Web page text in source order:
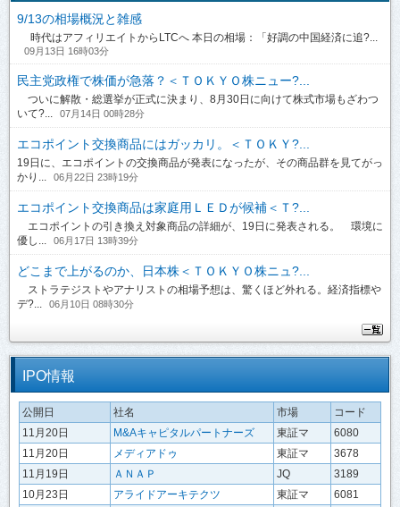
9/13の相場概況と雑感
時代はアフィリエイトからLTCへ 本日の相場：「好調の中国経済に追?...
09月13日 16時03分
民主党政権で株価が急落？＜ＴＯＫＹＯ株ニュー?...
ついに解散・総選挙が正式に決まり、8月30日に向けて株式市場もざわつ
いて?...
07月14日 00時28分
エコポイント交換商品にはガッカリ。＜ＴＯＫＹ?...
19日に、エコポイントの交換商品が発表になったが、その商品群を見てがっ
かり...
06月22日 23時19分
エコポイント交換商品は家庭用ＬＥＤが候補＜Ｔ?...
エコポイントの引き換え対象商品の詳細が、19日に発表される。 環境に
優し...
06月17日 13時39分
どこまで上がるのか、日本株＜ＴＯＫＹＯ株ニュ?...
ストラテジストやアナリストの相場予想は、驚くほど外れる。経済指標や
デ?...
06月10日 08時30分
IPO情報
公開日 社名 市場
コード
11月20日
M&Aキャピタルパートナーズ 東証マ
6080
11月20日
メディアドゥ 東証マ
3678
11月19日
ＡＮＡＰ JQ
3189
10月23日
アライドアーキテクツ 東証マ
6081